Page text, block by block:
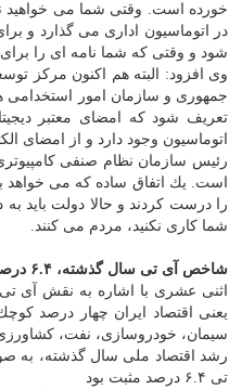
خورده است. وقتی شما می خواهید
در اتوماسیون اداری می گذارد و
شود و وقتی كه شما نامه ای را
وی افزود: البته هم اكنون مركز
جمهوری و سازمان امور استخدامی
تعریف شود كه امضای معتبر
اتوماسیون وجود دارد و از امضای
رئیس سازمان نظام صنفی
است. یك اتفاق ساده كه می خواهد
را درست كردند و حالا دولت باید
شما كاری نكنید، مردم می كنند.
شاخص آی تی سال گذشته، ۶.۴ درصد مثبت بود
اثنی عشری با اشاره به نقش آی
سیمان، خودروسازی، نفت،
رشد اقتصاد ملی سال گذشته، به
تی ۶.۴ درصد مثبت بود